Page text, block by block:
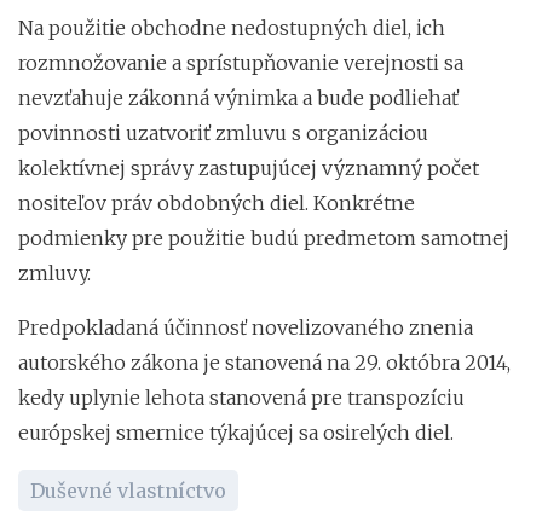
Na použitie obchodne nedostupných diel, ich
rozmnožovanie a sprístupňovanie verejnosti sa
nevzťahuje zákonná výnimka a bude podliehať
povinnosti uzatvoriť zmluvu s organizáciou
kolektívnej správy zastupujúcej významný počet
nositeľov práv obdobných diel. Konkrétne
podmienky pre použitie budú predmetom samotnej
zmluvy.
Predpokladaná účinnosť novelizovaného znenia
autorského zákona je stanovená na 29. októbra 2014,
kedy uplynie lehota stanovená pre transpozíciu
európskej smernice týkajúcej sa osirelých diel.
Duševné vlastníctvo